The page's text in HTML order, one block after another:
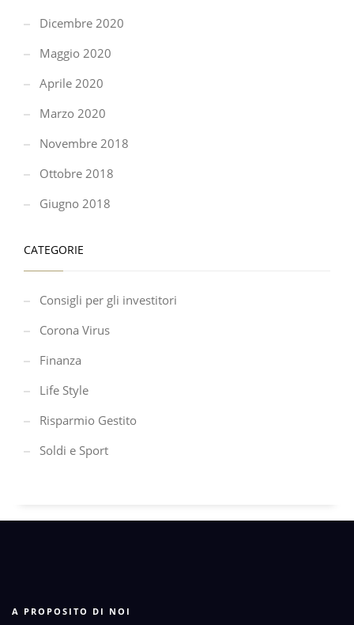
Dicembre 2020
Maggio 2020
Aprile 2020
Marzo 2020
Novembre 2018
Ottobre 2018
Giugno 2018
CATEGORIE
Consigli per gli investitori
Corona Virus
Finanza
Life Style
Risparmio Gestito
Soldi e Sport
A PROPOSITO DI NOI